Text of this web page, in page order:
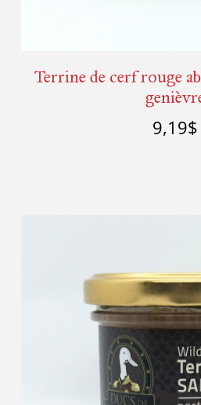
Terrine de cerf rouge
9,19$